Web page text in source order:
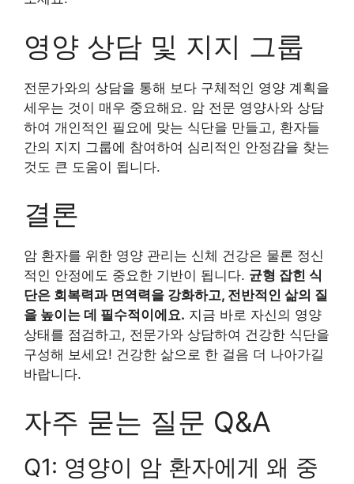
영양 상담 및 지지 그룹
전문가와의 상담을 통해 보다 구체적인 영양 계획을
세우는 것이 매우 중요해요. 암 전문 영양사와 상담
하여 개인적인 필요에 맞는 식단을 만들고, 환자들
간의 지지 그룹에 참여하여 심리적인 안정감을 찾는
것도 큰 도움이 됩니다.
결론
암 환자를 위한 영양 관리는 신체 건강은 물론 정신
적인 안정에도 중요한 기반이 됩니다. 균형 잡힌 식
단은 회복력과 면역력을 강화하고, 전반적인 삶의 질
을 높이는 데 필수적이에요. 지금 바로 자신의 영양
상태를 점검하고, 전문가와 상담하여 건강한 식단을
구성해 보세요! 건강한 삶으로 한 걸음 더 나아가길
바랍니다.
자주 묻는 질문 Q&A
Q1: 영양이 암 환자에게 왜 중